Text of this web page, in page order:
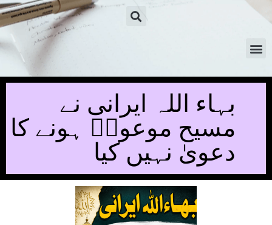
بہاء اللہ ایرانی نے
مسیح موعودؑ ہونے کا
دعویٰ نہیں کیا